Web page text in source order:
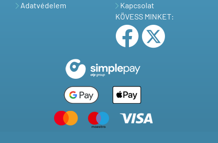
Adatvédelem
Kapcsolat
KÖVESS MINKET: